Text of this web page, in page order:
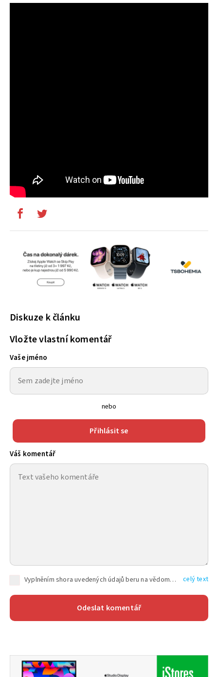
Diskuze k článku
Vložte vlastní komentář
Vaše jméno
nebo
Přihlásit se
Váš komentář
Vyplněním shora uvedených údajů beru na vědomí, že společnost TEXT FACTORY s.r.o., sídlem Brno, Durďákova 336/29, Černá Pole, PSČ: 613 00, IČ: 06157831, zapsané u Krajského soudu v Brně, oddíl C, vložka 100399, bude zpracovávat mé osobní údaje uvedené v rámci mnou vyplněného registračního formuláře na základě oprávněných zájmů TEXT FACTORY s.r.o. dle čl. 6 odst. 1 písm. f) GDPR a pro splnění právních povinností (čl. 6 odst. 1 písm. c) GDPR), a to pro tyto účely: nezbytnost zajistit oprávnění návštěvníka webových stránek provozovaných společností TEXT FACTORY s.r.o. přispívat aktivně ke zveřejněným článkům nebo v rámci diskusních fór a výkon práv TEXT FACTORY s.r.o. jako administrátora těchto diskusních fór. Více informací o zpracování osobních údajů a právech lze nalézt v celý text